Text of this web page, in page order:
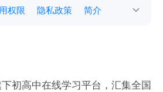
权限 隐私政策 简介
初高中在线学习平台，汇集全国